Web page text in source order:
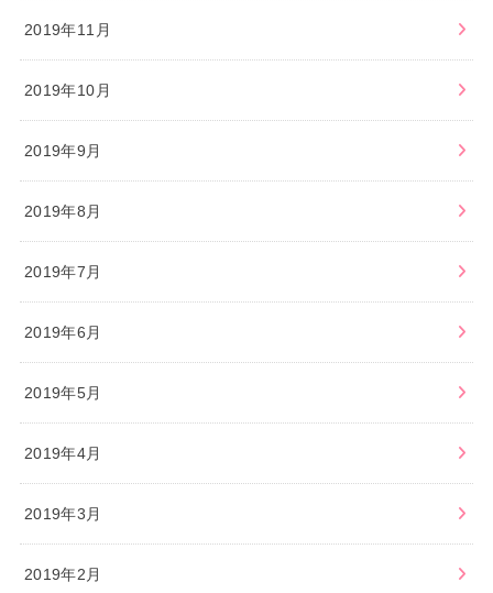
2019年11月
2019年10月
2019年9月
2019年8月
2019年7月
2019年6月
2019年5月
2019年4月
2019年3月
2019年2月